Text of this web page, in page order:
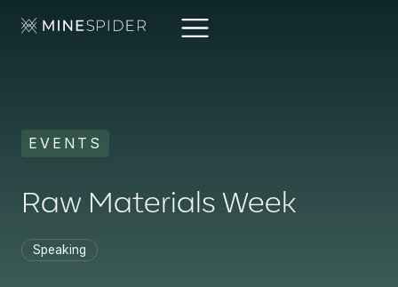
EVENTS
Raw Materials Week
Speaking